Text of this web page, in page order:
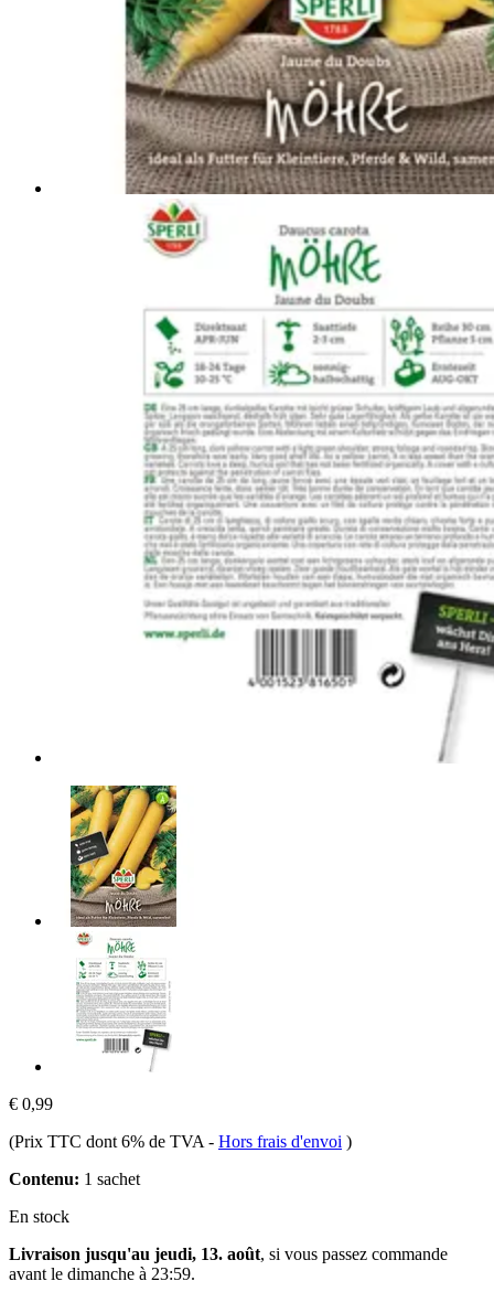
€ 0,99
(Prix TTC dont 6% de TVA - Hors frais d'envoi )
Contenu: 1 sachet
En stock
Livraison jusqu'au jeudi, 13. août, si vous passez commande
avant le dimanche à 23:59.